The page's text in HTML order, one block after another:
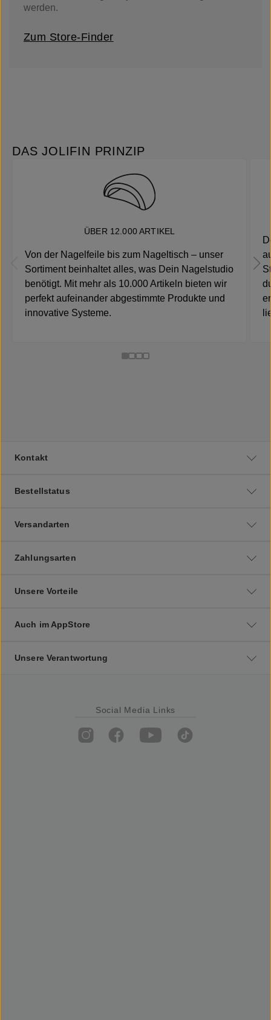
werden.
Zum Store-Finder
DAS JOLIFIN PRINZIP
ÜBER 12.000 ARTIKEL
Von der Nagelfeile bis zum Nageltisch – unser
Sortiment beinhaltet alles, was Dein Nagelstudio
benötigt. Mit mehr als 10.000 Artikeln bieten wir
perfekt aufeinander abgestimmte Produkte und
innovative Systeme.
Kontakt
Bestellstatus
Versandarten
Zahlungsarten
Unsere Vorteile
Auch im AppStore
Unsere Verantwortung
Social Media Links